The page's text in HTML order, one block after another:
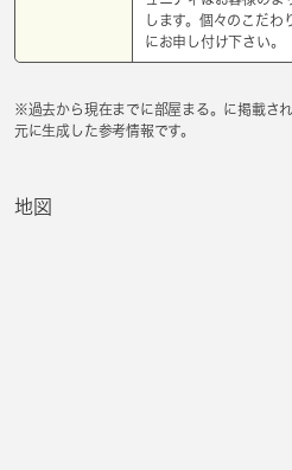
します。個々のこだわ
にお申し付け下さい。
※過去から現在までに部屋まる。に掲載さ
元に生成した参考情報です。
地図